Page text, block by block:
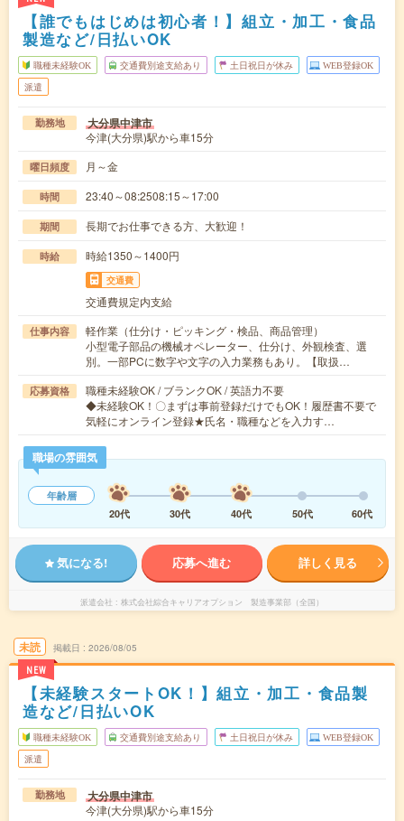
【誰でもはじめは初心者！】組立・加工・食品
製造など/日払いOK
職種未経験OK 交通費別途支給あり 土日祝日が休み WEB登録OK
派遣
勤務地 大分県中津市
今津(大分県)駅から車15分
曜日頻度 月～金
時間 23:40～08:2508:15～17:00
期間 長期でお仕事できる方、大歓迎！
時給 時給1350～1400円
交通費
交通費規定内支給
仕事内容
軽作業（仕分け・ピッキング・検品、商品管理）
小型電子部品の機械オペレーター、仕分け、外観検査、選
別。一部PCに数字や文字の入力業務もあり。【取扱…
応募資格
職種未経験OK / ブランクOK / 英語力不要
◆未経験OK！〇まずは事前登録だけでもOK！履歴書不要で
気軽にオンライン登録★氏名・職種などを入力す…
職場の雰囲気
年齢層
20代
30代 40代 50代 60代
気になる! 応募へ進む 詳しく見る
派遣会社 株式会社綜合キャリアオプション 製造事業部（全国）
未読
NEW
掲載日 2026/08/05
【未経験スタートOK！】組立・加工・食品製
造など/日払いOK
職種未経験OK 交通費別途支給あり 土日祝日が休み WEB登録OK
派遣
勤務地 大分県中津市
今津(大分県)駅から車15分